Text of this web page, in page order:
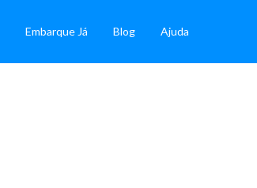
Embarque Já Blog Ajuda